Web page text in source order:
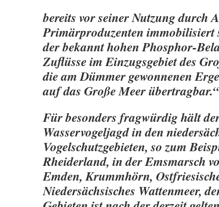
bereits vor seiner Nutzung durch
Primärproduzenten immobilisiert
der bekannt hohen Phosphor-
Zuflüsse im Einzugsgebiet des
die am Dümmer gewonnenen
auf das Große Meer übertragbar.“
Für besonders fragwürdig hält
Wasservogeljagd in den
Vogelschutzgebieten, so zum
Rheiderland, in der Emsmarsch
Emden, Krummhörn,
Niedersächsisches Wattenmeer,